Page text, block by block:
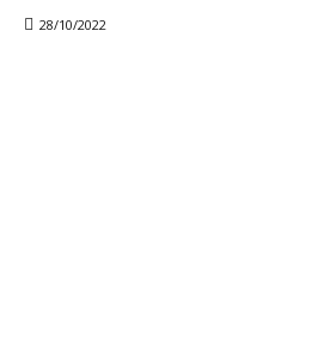
28/10/2022